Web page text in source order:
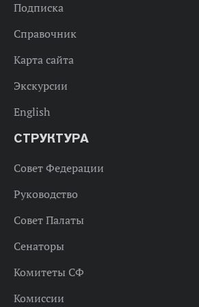
Подписка
Справочник
Карта сайта
Экскурсии
English
СТРУКТУРА
Совет Федерации
Руководство
Совет Палаты
Сенаторы
Комитеты СФ
Комиссии